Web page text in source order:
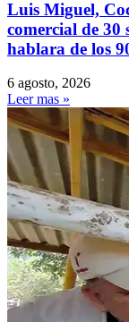
Luis Miguel,
comercial de 30
hablara de los
6 agosto, 2026
Leer mas »